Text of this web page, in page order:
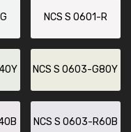
NCS S 0601-R
NCS S 0603-G80Y
NCS S 0603-R60B